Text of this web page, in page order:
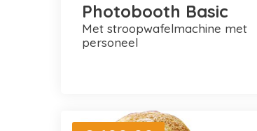
Photobooth Basic
met stroopwafelmachine met
personeel